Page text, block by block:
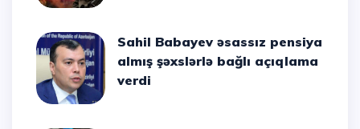
Sahil Babayev əsassız pensiya
almış şəxslərlə bağlı açıqlama
verdi